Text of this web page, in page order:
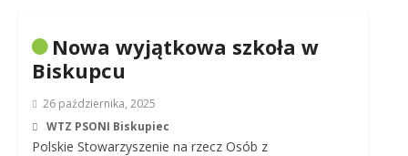
Nowa wyjątkowa szkoła w
Biskupcu
26 października, 2025
WTZ PSONI Biskupiec
Polskie Stowarzyszenie na rzecz Osób z